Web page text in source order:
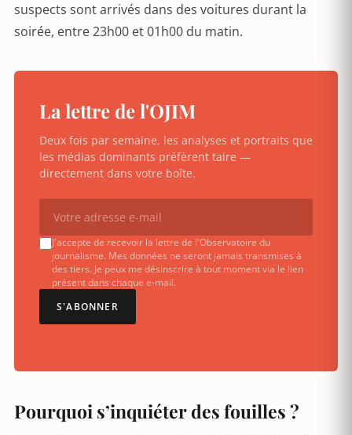
suspects sont arrivés dans des voitures durant la
soirée, entre 23h00 et 01h00 du matin.
La lettre de l'OJIM
Deux fois par semaine, les analyses et portraits que
les médias dominants préfèrent taire —
directement dans votre boîte.
J'accepte de recevoir la lettre de l'Observatoire du
journalisme. Mes données ne seront jamais transmises à
des tiers. Je peux me désinscrire à tout moment via le lien
présent dans chaque e-mail.
S'ABONNER
Pourquoi s’inquiéter des fouilles ?